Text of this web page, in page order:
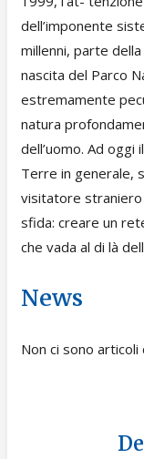
dell’imponente
millenni, parte
nascita del Parco
estremamente
natura
dell’uomo. Ad oggi
Terre in generale,
visitatore straniero
sfida: creare un
che vada al di là
News
Non ci sono